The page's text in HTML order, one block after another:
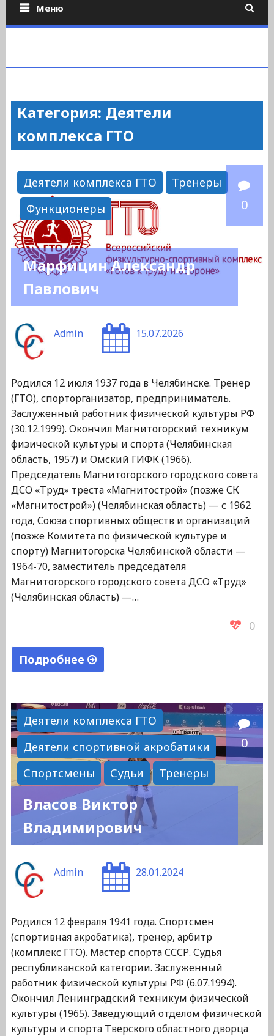
Меню
Категория: Деятели
комплекса ГТО
Деятели комплекса ГТО
Тренеры
Функционеры
0
Марфицин Александр
Павлович
Admin 15.07.2026
Родился 12 июля 1937 года в Челябинске. Тренер
(ГТО), спорторганизатор, предприниматель.
Заслуженный работник физической культуры РФ
(30.12.1999). Окончил Магнитогорский техникум
физической культуры и спорта (Челябинская
область, 1957) и Омский ГИФК (1966).
Председатель Магнитогорского городского совета
ДСО «Труд» треста «Магнитострой» (позже СК
«Магнитострой») (Челябинская область) — с 1962
года, Союза спортивных обществ и организаций
(позже Комитета по физической культуре и
спорту) Магнитогорска Челябинской области —
1964-70, заместитель председателя
Магнитогорского городского совета ДСО «Труд»
(Челябинская область) —…
0
Подробнее
Павлович"
Деятели комплекса ГТО
Деятели спортивной акробатики
Спортсмены
Судьи Тренеры
0
Власов Виктор
Владимирович
Admin 28.01.2024
Родился 12 февраля 1941 года. Спортсмен
(спортивная акробатика), тренер, арбитр
(комплекс ГТО). Мастер спорта СССР. Судья
республиканской категории. Заслуженный
работник физической культуры РФ (6.07.1994).
Окончил Ленинградский техникум физической
культуры (1965). Заведующий отделом физической
культуры и спорта Тверского областного дворца